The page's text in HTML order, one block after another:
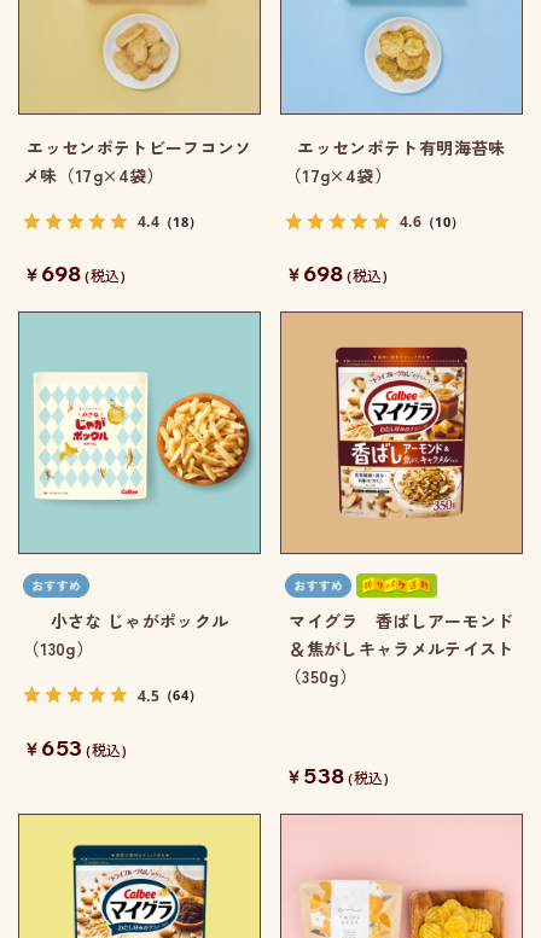
エッセンポテトビーフコンソ
メ味（17g×4袋）
4.4 （18）
￥698 (税込)
エッセンポテト有明海苔味
（17g×4袋）
4.6 （10）
￥698 (税込)
小さな じゃがポックル
（130g）
4.5 （64）
￥653 (税込)
マイグラ 香ばしアーモンド
＆焦がしキャラメルテイスト
（350g）
￥538 (税込)